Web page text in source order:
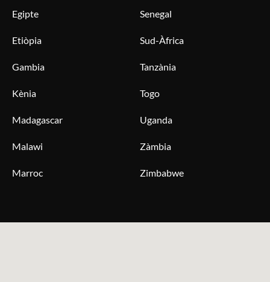
Egipte
Etiòpia
Gambia
Kènia
Madagascar
Malawi
Marroc
Senegal
Sud-Àfrica
Tanzània
Togo
Uganda
Zàmbia
Zimbabwe